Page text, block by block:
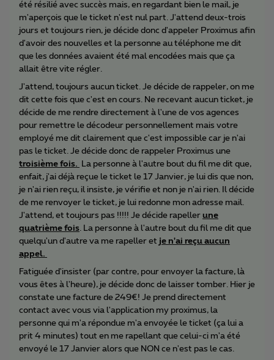
été résilié avec succès mais, en regardant bien le mail, je
m'aperçois que le ticket n'est nul part. J'attend deux-trois
jours et toujours rien, je décide donc d'appeler Proximus afin
d'avoir des nouvelles et la personne au téléphone me dit
que les données avaient été mal encodées mais que ça
allait être vite régler.
J'attend, toujours aucun ticket. Je décide de rappeler, on me
dit cette fois que c'est en cours. Ne recevant aucun ticket, je
décide de me rendre directement à l'une de vos agences
pour remettre le décodeur personnellement mais votre
employé me dit clairement que c'est impossible car je n'ai
pas le ticket. Je décide donc de rappeler Proximus une
troisième fois.
La personne à l'autre bout du fil me dit que,
enfait, j'ai déjà reçue le ticket le 17 Janvier, je lui dis que non,
je n'ai rien reçu, il insiste, je vérifie et non je n'ai rien. Il décide
de me renvoyer le ticket, je lui redonne mon adresse mail.
J'attend, et toujours pas !!!!! Je décide rapeller une
quatrième fois​​. La personne à l'autre bout du fil me dit que
quelqu'un d'autre va me rapeller et je n'ai reçu aucun
appel.
Fatiguée d'insister (par contre, pour envoyer la facture, là
vous êtes à l'heure), je décide donc de laisser tomber. Hier je
constate une facture de 249€! Je prend directement
contact avec vous via l'application my proximus, la
personne qui m'a répondue m'a envoyée le ticket (ça lui a
prit 4 minutes) tout en me rapellant que celui-ci m'a été
envoyé le 17 Janvier alors que NON ce n'est pas le cas.